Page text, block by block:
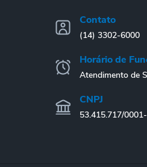
Contato
(14) 3302-6000
Horário de
Atendimento de
CNPJ
53.415.717/